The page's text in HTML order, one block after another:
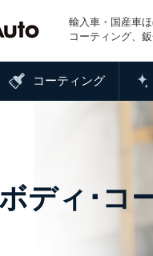
輸入車・国産車
コーティング、
コーティング
ディ･コ